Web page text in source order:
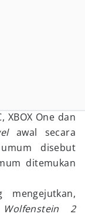
XBOX One dan
awal secara
disebut
ditemukan
Wolfenstein 2